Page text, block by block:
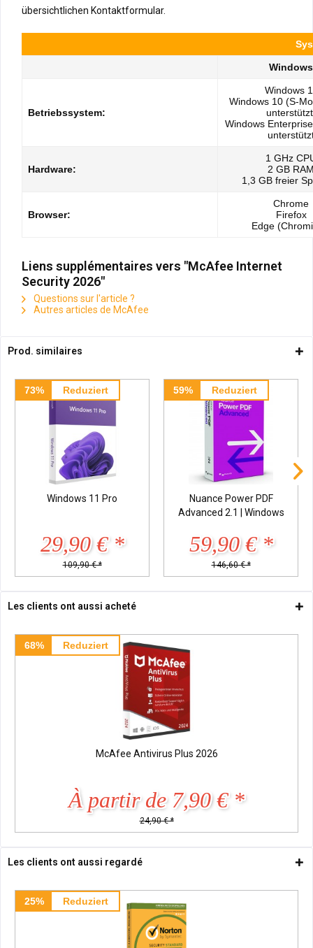
übersichtlichen Kontaktformular.
Windows
Betriebssystem:
Windows
Windows 10 (S-
Windows
Hardware:
1 GHz
2 GB
1,3 GB freier
Browser:
Chrome
Firefox
Edge
Liens supplémentaires vers "McAfee Internet
Security 2026"
Questions sur l'article ?
Autres articles de McAfee
Prod. similaires
73% Reduziert
Windows 11 Pro
29,90 € *
109,90 € *
59% Reduziert
Nuance Power PDF
Advanced 2.1 | Windows
59,90 € *
146,60 € *
Les clients ont aussi acheté
68% Reduziert
McAfee Antivirus Plus 2026
À partir de 7,90 € *
24,90 € *
Les clients ont aussi regardé
25% Reduziert